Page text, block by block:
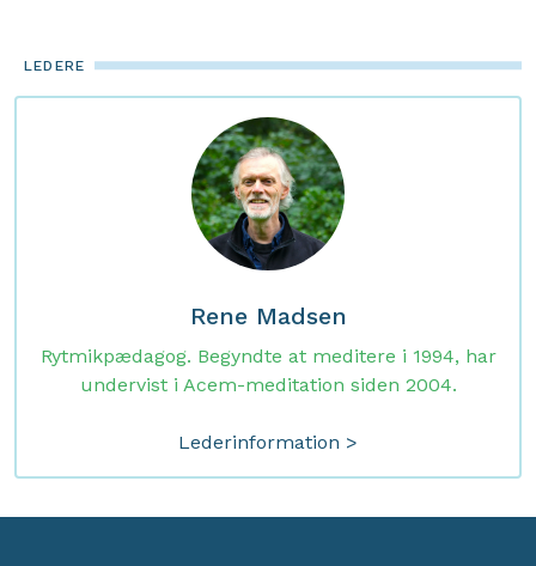
LEDERE
Rene Madsen
Rytmikpædagog. Begyndte at meditere i 1994, har
undervist i Acem-meditation siden 2004.
Lederinformation >